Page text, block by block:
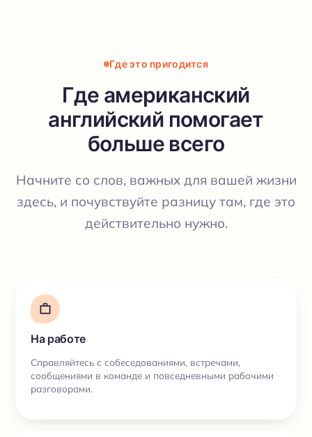
Где это пригодится
Где американский
английский помогает
больше всего
Начните со слов, важных для вашей жизни
здесь, и почувствуйте разницу там, где это
действительно нужно.
На работе
Справляйтесь с собеседованиями, встречами,
сообщениями в команде и повседневными рабочими
разговорами.